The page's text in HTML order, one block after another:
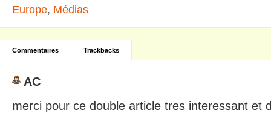
Europe, Médias
Commentaires Trackbacks
AC
merci pour ce double article tres interessant et